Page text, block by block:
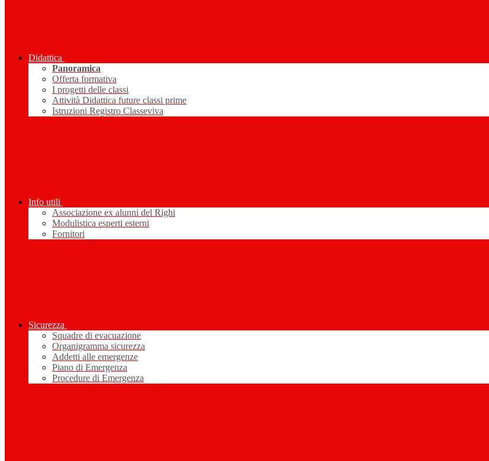
Didattica
Panoramica
Offerta formativa
I progetti delle classi
Attività Didattica future classi prime
Istruzioni Registro Classeviva
Info utili
Associazione ex alunni del Righi
Modulistica esperti esterni
Fornitori
Sicurezza
Squadre di evacuazione
Organigramma sicurezza
Addetti alle emergenze
Piano di Emergenza
Procedure di Emergenza